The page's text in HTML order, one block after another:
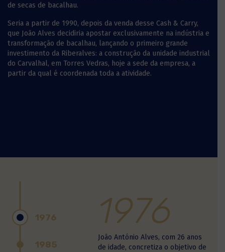
de secas de bacalhau.
Seria a partir de 1990, depois da venda desse Cash & Carry,
que João Alves decidiria apostar exclusivamente na indústria e
transformação de bacalhau, lançando o primeiro grande
investimento da Riberalves: a construção da unidade industrial
do Carvalhal, em Torres Vedras, hoje a sede da empresa, a
partir da qual é coordenada toda a atividade.
1976
1985
1976
João António Alves, com 26 anos
de idade, concretiza o objetivo de